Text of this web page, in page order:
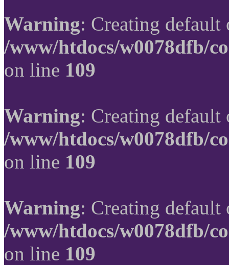
Warning: Creating
/www/htdocs/w0078dfb/
on line 109
Warning: Creating
/www/htdocs/w0078dfb/
on line 109
Warning: Creating
/www/htdocs/w0078dfb/
on line 109